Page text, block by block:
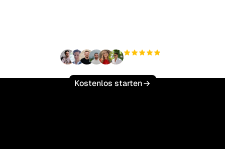
Kostenlos starten